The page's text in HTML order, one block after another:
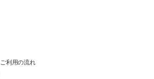
ご利用の流れ